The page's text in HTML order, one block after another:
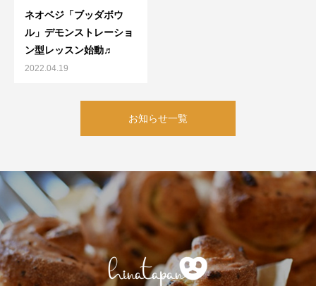
ネオベジ「ブッダボウ
ル」デモンストレーショ
ン型レッスン始動♬
2022.04.19
お知らせ一覧